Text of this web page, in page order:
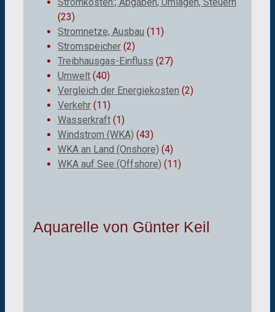
(23)
Stromnetze, Ausbau (11)
Stromspeicher (2)
Treibhausgas-Einfluss (27)
Umwelt (40)
Vergleich der Energiekosten (2)
Verkehr (11)
Wasserkraft (1)
Windstrom (WKA) (43)
WKA an Land (Onshore) (4)
WKA auf See (Offshore) (11)
Aquarelle von Günter Keil